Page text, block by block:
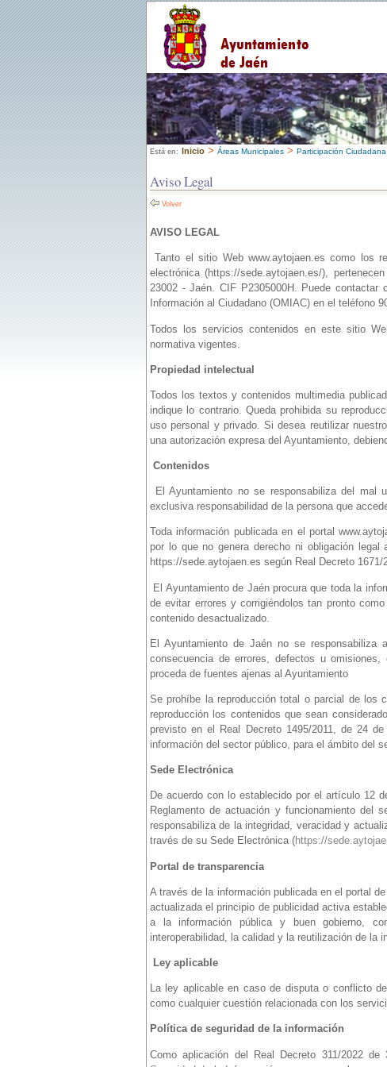
Está en: Inicio > Áreas Municipales > Participación Ciudadana
Aviso Legal
Volver
AVISO LEGAL
Tanto el sitio Web www.aytojaen.es como los
electrónica (https://sede.aytojaen.es/),
23002 - Jaén. CIF P2305000H. Puede
Información al Ciudadano (OMIAC) en el teléfono
Todos los servicios contenidos en este sitio
normativa vigentes.
Propiedad intelectual
Todos los textos y contenidos multimedia
indique lo contrario. Queda prohibida su
uso personal y privado. Si desea reutilizar
una autorización expresa del Ayuntamiento,
Contenidos
El Ayuntamiento no se responsabiliza del mal
exclusiva responsabilidad de la persona que
Toda información publicada en el portal
por lo que no genera derecho ni obligación
https://sede.aytojaen.es según Real Decreto 1671/
El Ayuntamiento de Jaén procura que toda la
de evitar errores y corrigiéndolos tan pronto
contenido desactualizado.
El Ayuntamiento de Jaén no se responsabiliza
consecuencia de errores, defectos u
proceda de fuentes ajenas al Ayuntamiento
Se prohíbe la reproducción total o parcial de los
reproducción los contenidos que sean
previsto en el Real Decreto 1495/2011, de 24
información del sector público, para el ámbito del
Sede Electrónica
De acuerdo con lo establecido por el artículo 12
Reglamento de actuación y funcionamiento del
responsabiliza de la integridad, veracidad y
través de su Sede Electrónica (https://
Portal de transparencia
A través de la información publicada en el portal
actualizada el principio de publicidad activa
a la información pública y buen gobierno,
interoperabilidad, la calidad y la reutilización de la
Ley aplicable
La ley aplicable en caso de disputa o conflicto
como cualquier cuestión relacionada con los
Política de seguridad de la información
Como aplicación del Real Decreto 311/2022